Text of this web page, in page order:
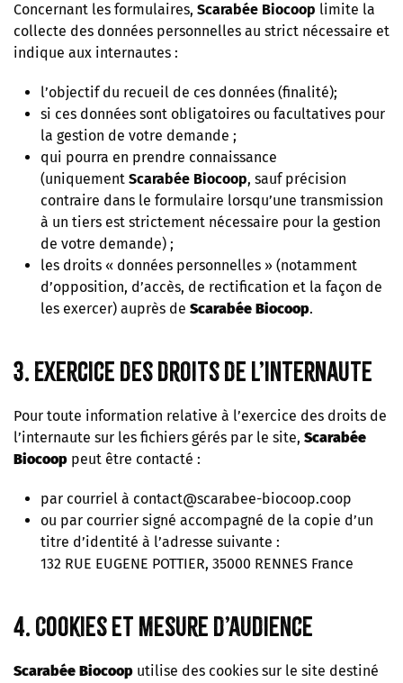
Concernant les formulaires, Scarabée Biocoop limite la
collecte des données personnelles au strict nécessaire et
indique aux internautes :
l’objectif du recueil de ces données (finalité);
si ces données sont obligatoires ou facultatives pour
la gestion de votre demande ;
qui pourra en prendre connaissance
(uniquement Scarabée Biocoop, sauf précision
contraire dans le formulaire lorsqu’une transmission
à un tiers est strictement nécessaire pour la gestion
de votre demande) ;
les droits « données personnelles » (notamment
d’opposition, d’accès, de rectification et la façon de
les exercer) auprès de Scarabée Biocoop.
3. Exercice des droits de l’internaute
Pour toute information relative à l’exercice des droits de
l’internaute sur les fichiers gérés par le site, Scarabée
Biocoop peut être contacté :
par courriel à contact@scarabee-biocoop.coop
ou par courrier signé accompagné de la copie d’un
titre d’identité à l’adresse suivante :
132 RUE EUGENE POTTIER, 35000 RENNES France
4. Cookies et mesure d’audience
Scarabée Biocoop utilise des cookies sur le site destiné